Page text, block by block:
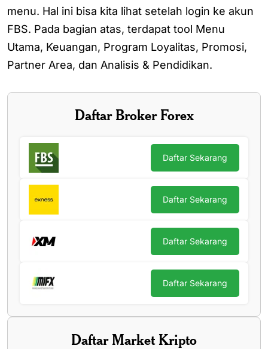
menu. Hal ini bisa kita lihat setelah login ke akun
FBS. Pada bagian atas, terdapat tool Menu
Utama, Keuangan, Program Loyalitas, Promosi,
Partner Area, dan Analisis & Pendidikan.
Daftar Broker Forex
Daftar Sekarang
Daftar Sekarang
Daftar Sekarang
Daftar Sekarang
Daftar Market Kripto